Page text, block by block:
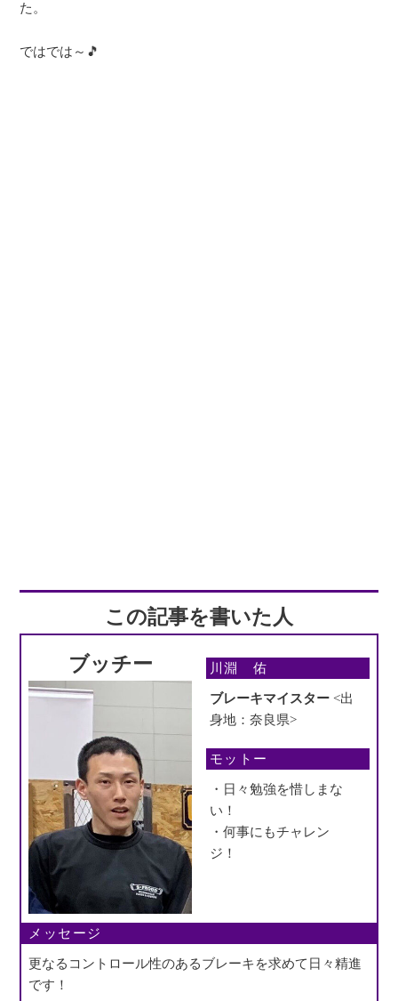
た。
ではでは～🎵
この記事を書いた人
ブッチー 川淵 佑
ブレーキマイスター<出
身地：奈良県>
モットー
・日々勉強を惜しまな
い！
・何事にもチャレン
ジ！
メッセージ
更なるコントロール性のあるブレーキを求めて日々精進
です！